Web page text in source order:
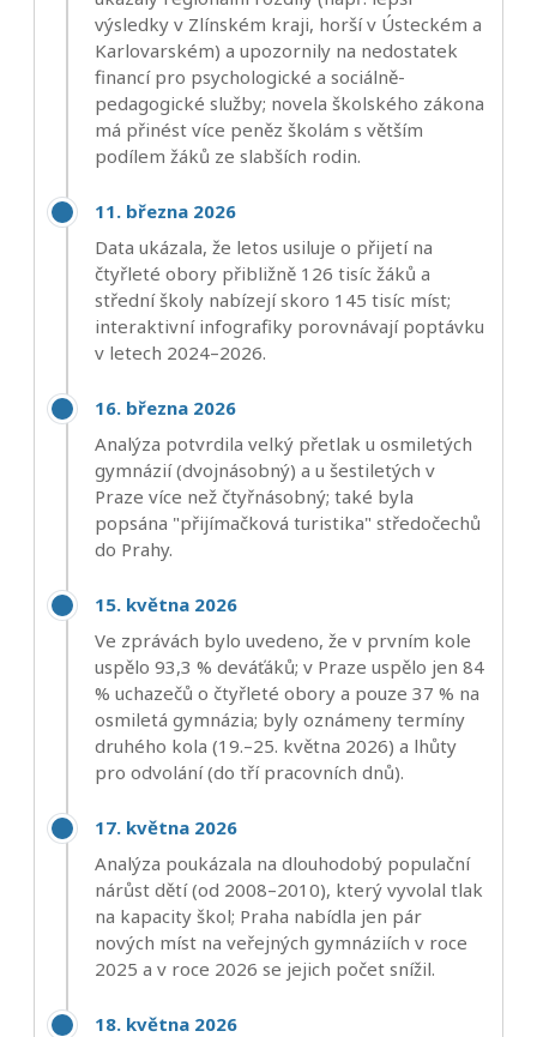
výsledky v Zlínském kraji, horší v Ústeckém a
Karlovarském) a upozornily na nedostatek
financí pro psychologické a sociálně-
pedagogické služby; novela školského zákona
má přinést více peněz školám s větším
podílem žáků ze slabších rodin.
11. března 2026
Data ukázala, že letos usiluje o přijetí na
čtyřleté obory přibližně 126 tisíc žáků a
střední školy nabízejí skoro 145 tisíc míst;
interaktivní infografiky porovnávají poptávku
v letech 2024–2026.
16. března 2026
Analýza potvrdila velký přetlak u osmiletých
gymnázií (dvojnásobný) a u šestiletých v
Praze více než čtyřnásobný; také byla
popsána "přijímačková turistika" středočechů
do Prahy.
15. května 2026
Ve zprávách bylo uvedeno, že v prvním kole
uspělo 93,3 % deváťáků; v Praze uspělo jen 84
% uchazečů o čtyřleté obory a pouze 37 % na
osmiletá gymnázia; byly oznámeny termíny
druhého kola (19.–25. května 2026) a lhůty
pro odvolání (do tří pracovních dnů).
17. května 2026
Analýza poukázala na dlouhodobý populační
nárůst dětí (od 2008–2010), který vyvolal tlak
na kapacity škol; Praha nabídla jen pár
nových míst na veřejných gymnáziích v roce
2025 a v roce 2026 se jejich počet snížil.
18. května 2026